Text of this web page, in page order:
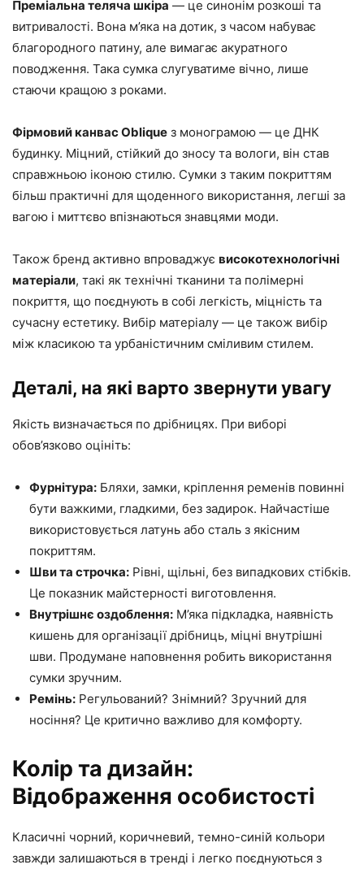
Преміальна теляча шкіра — це синонім розкоші та
витривалості. Вона м’яка на дотик, з часом набуває
благородного патину, але вимагає акуратного
поводження. Така сумка слугуватиме вічно, лише
стаючи кращою з роками.
Фірмовий канвас Oblique з монограмою — це ДНК
будинку. Міцний, стійкий до зносу та вологи, він став
справжньою іконою стилю. Сумки з таким покриттям
більш практичні для щоденного використання, легші за
вагою і миттєво впізнаються знавцями моди.
Також бренд активно впроваджує високотехнологічні
матеріали, такі як технічні тканини та полімерні
покриття, що поєднують в собі легкість, міцність та
сучасну естетику. Вибір матеріалу — це також вибір
між класикою та урбаністичним сміливим стилем.
Деталі, на які варто звернути увагу
Якість визначається по дрібницях. При виборі
обов’язково оцініть:
Фурнітура: Бляхи, замки, кріплення ременів повинні
бути важкими, гладкими, без задирок. Найчастіше
використовується латунь або сталь з якісним
покриттям.
Шви та строчка: Рівні, щільні, без випадкових стібків.
Це показник майстерності виготовлення.
Внутрішнє оздоблення: М’яка підкладка, наявність
кишень для організації дрібниць, міцні внутрішні
шви. Продумане наповнення робить використання
сумки зручним.
Ремінь: Регульований? Знімний? Зручний для
носіння? Це критично важливо для комфорту.
Колір та дизайн:
Відображення особистості
Класичні чорний, коричневий, темно-синій кольори
завжди залишаються в тренді і легко поєднуються з